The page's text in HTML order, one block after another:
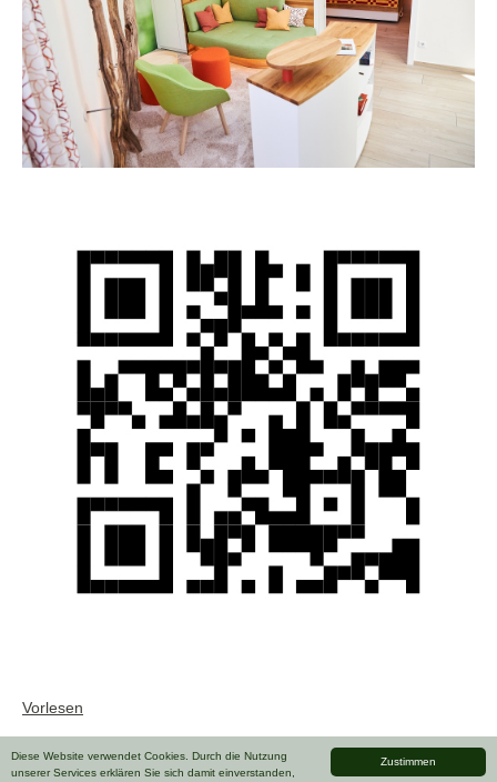
Zustimmen
Diese Website verwendet Cookies. Durch die Nutzung
unserer Services erklären Sie sich damit einverstanden,
Vorlesen